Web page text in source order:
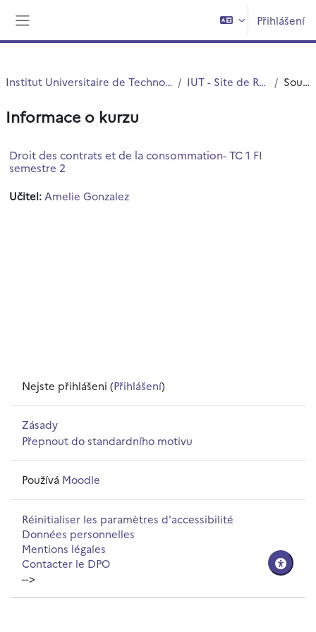
Přihlášení
Institut Universitaire de Technologie (IUT) IUT - Site de Roubaix Souhrn
Informace o kurzu
Droit des contrats et de la consommation- TC 1 FI
semestre 2
Učitel: Amelie Gonzalez
Nejste přihlášeni (Přihlášení)
Zásady
Přepnout do standardního motivu
Používá Moodle
Réinitialiser les paramètres d'accessibilité
Données personnelles
Mentions légales
Contacter le DPO
-->